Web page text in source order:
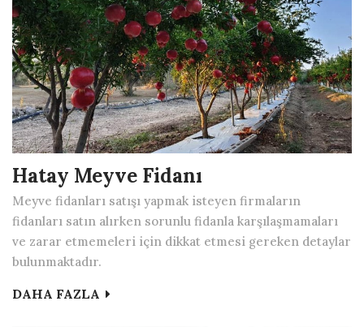
Hatay Meyve Fidanı
Meyve fidanları satışı yapmak isteyen firmaların
fidanları satın alırken sorunlu fidanla karşılaşmamaları
ve zarar etmemeleri için dikkat etmesi gereken detaylar
bulunmaktadır.
DAHA FAZLA